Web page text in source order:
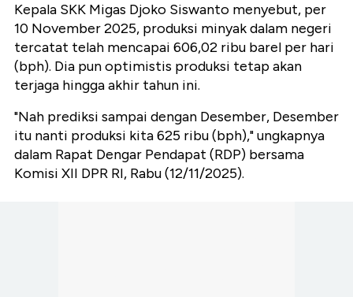
Kepala SKK Migas Djoko Siswanto menyebut, per
10 November 2025, produksi minyak dalam negeri
tercatat telah mencapai 606,02 ribu barel per hari
(bph). Dia pun optimistis produksi tetap akan
terjaga hingga akhir tahun ini.
"Nah prediksi sampai dengan Desember, Desember
itu nanti produksi kita 625 ribu (bph)," ungkapnya
dalam Rapat Dengar Pendapat (RDP) bersama
Komisi XII DPR RI, Rabu (12/11/2025).